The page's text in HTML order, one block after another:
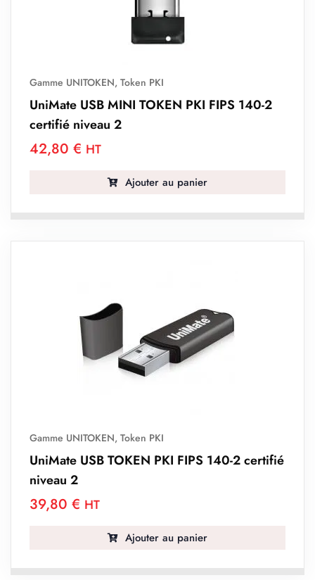
Gamme UNITOKEN, Token PKI
UniMate USB MINI TOKEN PKI FIPS 140-2
certifié niveau 2
42,80 € HT
Ajouter au panier
Gamme UNITOKEN, Token PKI
UniMate USB TOKEN PKI FIPS 140-2 certifié
niveau 2
39,80 € HT
Ajouter au panier